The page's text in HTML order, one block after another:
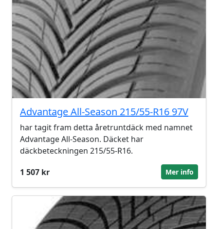
Advantage All-Season 215/55-R16 97V
har tagit fram detta åretruntdäck med namnet
Advantage All-Season. Däcket har
däckbeteckningen 215/55-R16.
1 507 kr
Mer info